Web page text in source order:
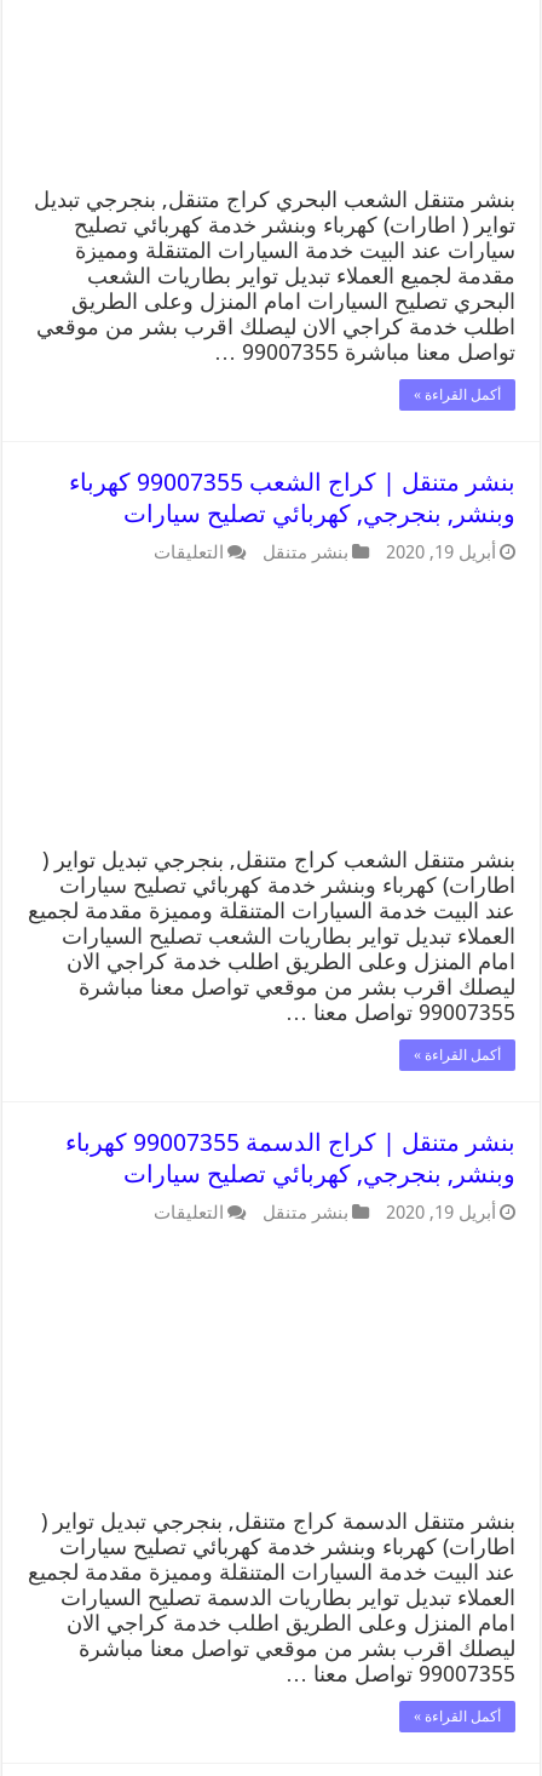
بنشر متنقل الشعب البحري كراج متنقل, بنجرجي تبديل
تواير ( اطارات) كهرباء وبنشر خدمة كهربائي تصليح
سيارات عند البيت خدمة السيارات المتنقلة ومميزة
مقدمة لجميع العملاء تبديل تواير بطاريات الشعب
البحري تصليح السيارات امام المنزل وعلى الطريق
اطلب خدمة كراجي الان ليصلك اقرب بشر من موقعي
تواصل معنا مباشرة 99007355 …
أكمل القراءة »
بنشر متنقل | كراج الشعب 99007355 كهرباء
وبنشر, بنجرجي, كهربائي تصليح سيارات
أبريل 19, 2020 بنشر متنقل التعليقات
بنشر متنقل الشعب كراج متنقل, بنجرجي تبديل تواير (
اطارات) كهرباء وبنشر خدمة كهربائي تصليح سيارات
عند البيت خدمة السيارات المتنقلة ومميزة مقدمة لجميع
العملاء تبديل تواير بطاريات الشعب تصليح السيارات
امام المنزل وعلى الطريق اطلب خدمة كراجي الان
ليصلك اقرب بشر من موقعي تواصل معنا مباشرة
99007355 تواصل معنا …
أكمل القراءة »
بنشر متنقل | كراج الدسمة 99007355 كهرباء
وبنشر, بنجرجي, كهربائي تصليح سيارات
أبريل 19, 2020 بنشر متنقل التعليقات
بنشر متنقل الدسمة كراج متنقل, بنجرجي تبديل تواير (
اطارات) كهرباء وبنشر خدمة كهربائي تصليح سيارات
عند البيت خدمة السيارات المتنقلة ومميزة مقدمة لجميع
العملاء تبديل تواير بطاريات الدسمة تصليح السيارات
امام المنزل وعلى الطريق اطلب خدمة كراجي الان
ليصلك اقرب بشر من موقعي تواصل معنا مباشرة
99007355 تواصل معنا …
أكمل القراءة »